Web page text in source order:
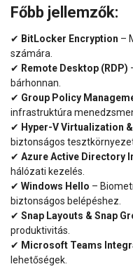
Főbb jellemzők:
✔ BitLocker Encryption –
számára.
✔ Remote Desktop (RDP)
bárhonnan.
✔ Group Policy
infrastruktúra
✔ Hyper-V Virtualization
biztonságos
✔ Azure Active Directory
hálózati kezelés.
✔ Windows Hello –
biztonságos belépéshez.
✔ Snap Layouts & Snap
produktivitás.
✔ Microsoft Teams
lehetőségek.